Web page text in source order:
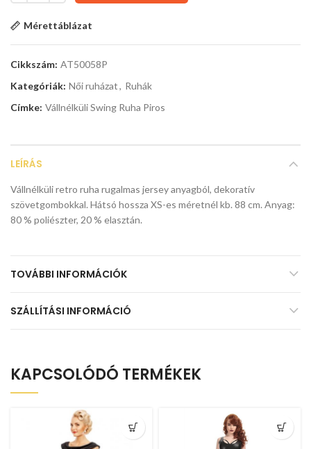
Mérettáblázat
Cikkszám: AT50058P
Kategóriák: Női ruházat, Ruhák
Címke: Vállnélküli Swing Ruha Piros
LEÍRÁS
Vállnélküli retro ruha rugalmas jersey anyagból, dekoratív
szövetgombokkal. Hátsó hossza XS-es méretnél kb. 88 cm. Anyag:
80 % poliészter, 20 % elasztán.
TOVÁBBI INFORMÁCIÓK
SZÁLLÍTÁSI INFORMÁCIÓ
KAPCSOLÓDÓ TERMÉKEK